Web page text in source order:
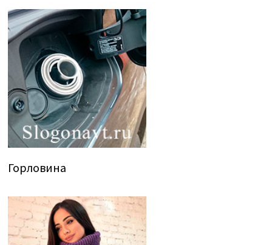
Горловина